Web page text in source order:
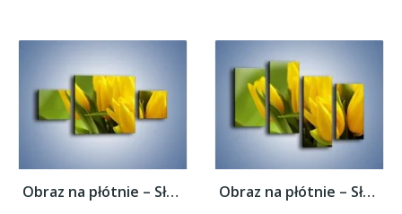
Obraz na płótnie – Słońce schowane w... Obraz na płótnie – Słońce schowane w...